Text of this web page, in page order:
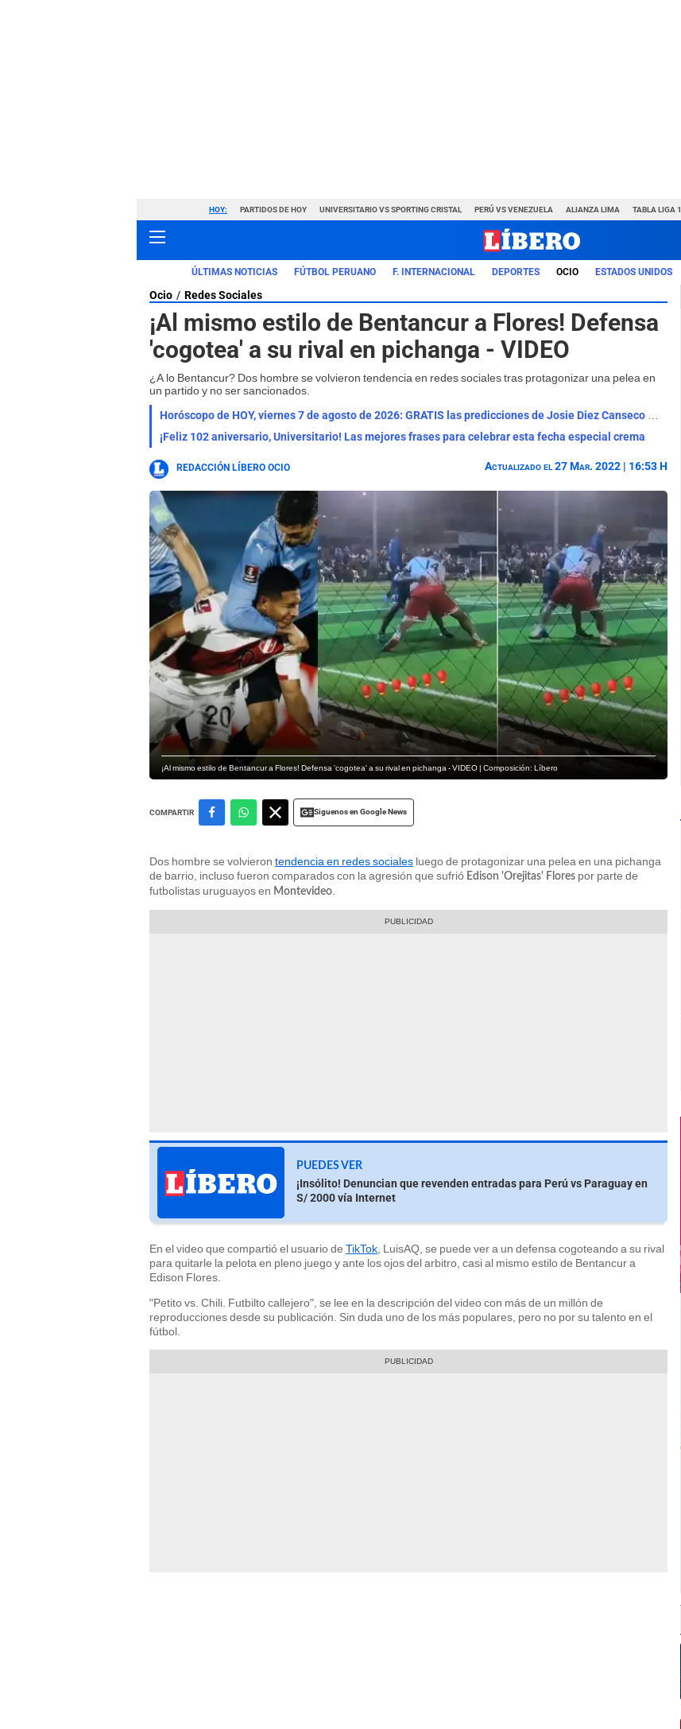
HOY: PARTIDOS DE HOY UNIVERSITARIO VS SPORTING CRISTAL PERÚ VS VENEZUELA ALIANZA LIMA TABLA LIGA 1
ÚLTIMAS NOTICIAS FÚTBOL PERUANO F. INTERNACIONAL DEPORTES OCIO ESTADOS UNIDOS
Ocio Redes Sociales
¡Al mismo estilo de Bentancur a Flores! Defensa
'cogotea' a su rival en pichanga - VIDEO
¿A lo Bentancur? Dos hombre se volvieron tendencia en redes sociales tras protagonizar una pelea en
un partido y no ser sancionados.
Horóscopo de HOY, viernes 7 de agosto de 2026: GRATIS las predicciones de Josie Diez Canseco para tu signo
¡Feliz 102 aniversario, Universitario! Las mejores frases para celebrar esta fecha especial crema
REDACCIÓN LÍBERO OCIO Actualizado el 27 Mar. 2022 | 16:53 H
¡Al mismo estilo de Bentancur a Flores! Defensa 'cogotea' a su rival en pichanga - VIDEO | Composición: Líbero
COMPARTIR Siguenos en Google News
Dos hombre se volvieron tendencia en redes sociales luego de protagonizar una pelea en una pichanga
de barrio, incluso fueron comparados con la agresión que sufrió Edison 'Orejitas' Flores por parte de
futbolistas uruguayos en Montevideo
PUEDES VER
¡Insólito! Denuncian que revenden entradas para Perú vs Paraguay en
S/ 2000 vía Internet
En el video que compartió el usuario de TikTok , LuisAQ, se puede ver a un defensa cogoteando a su rival
para quitarle la pelota en pleno juego y ante los ojos del arbitro, casi al mismo estilo de Bentancur a
Edison Flores.
"Petito vs. Chili. Futbilto callejero", se lee en la descripción del video con más de un millón de
reproducciones desde su publicación. Sin duda uno de los más populares, pero no por su talento en el
fútbol.